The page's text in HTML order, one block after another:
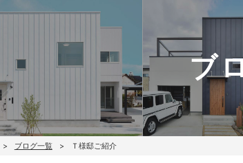
ブ
ブログ一覧 Ｔ様邸ご紹介